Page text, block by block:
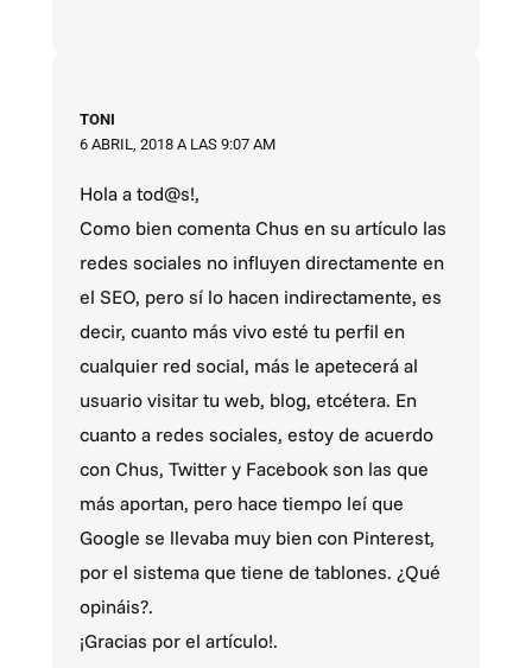
TONI
6 ABRIL, 2018 A LAS 9:07 AM
Hola a tod@s!,
Como bien comenta Chus en su artículo las
redes sociales no influyen directamente en
el SEO, pero sí lo hacen indirectamente, es
decir, cuanto más vivo esté tu perfil en
cualquier red social, más le apetecerá al
usuario visitar tu web, blog, etcétera. En
cuanto a redes sociales, estoy de acuerdo
con Chus, Twitter y Facebook son las que
más aportan, pero hace tiempo leí que
Google se llevaba muy bien con Pinterest,
por el sistema que tiene de tablones. ¿Qué
opináis?.
¡Gracias por el artículo!.